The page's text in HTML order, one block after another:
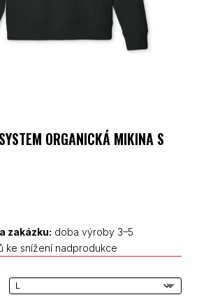
ORGANICKÁ MIKINA S
zakázku: doba výroby 3–5
ke snížení nadprodukce